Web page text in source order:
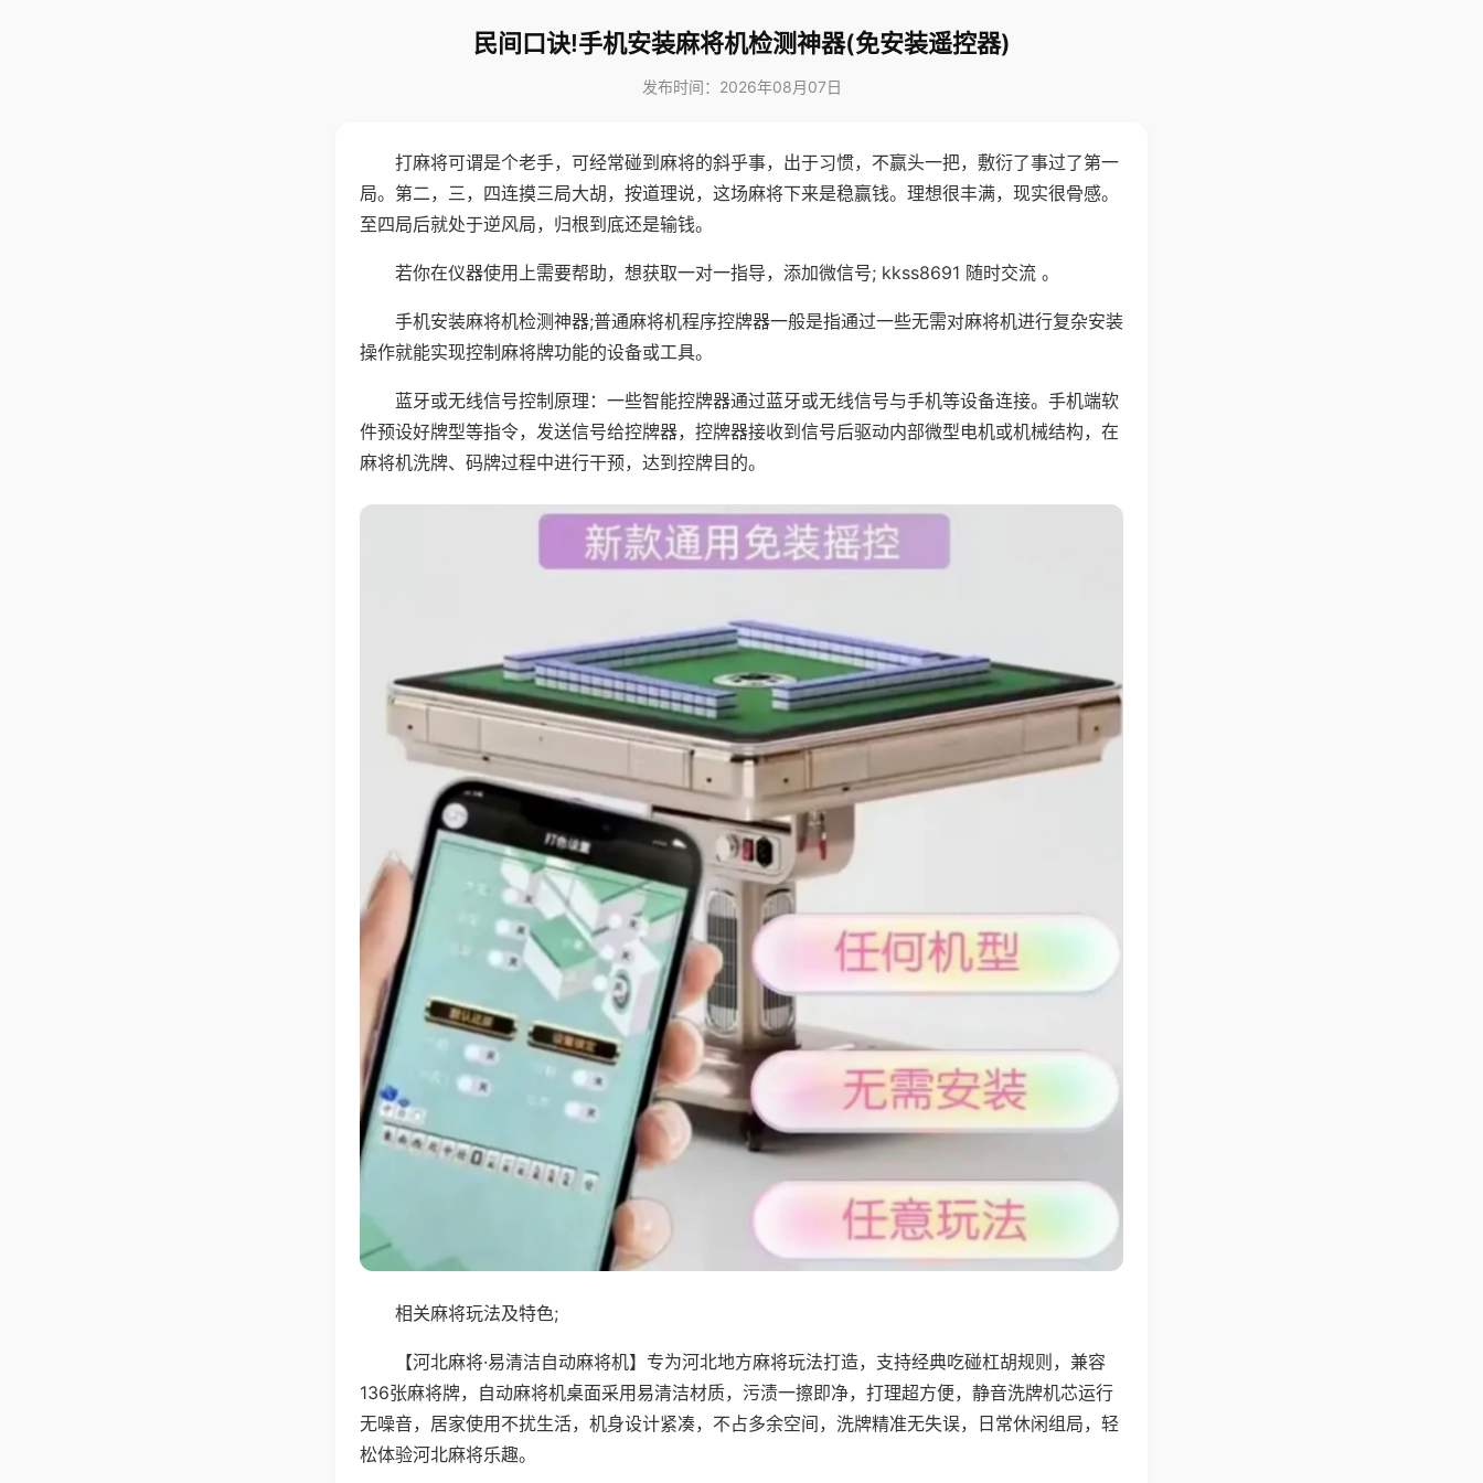
民间口诀!手机安装麻将机检测神器(免安装遥控器)
发布时间：2026年08月07日
打麻将可谓是个老手，可经常碰到麻将的斜乎事，出于习惯，不赢头一把，敷衍了事过了第一
局。第二，三，四连摸三局大胡，按道理说，这场麻将下来是稳赢钱。理想很丰满，现实很骨感。
至四局后就处于逆风局，归根到底还是输钱。
若你在仪器使用上需要帮助，想获取一对一指导，添加微信号; kkss8691 随时交流 。
手机安装麻将机检测神器;普通麻将机程序控牌器一般是指通过一些无需对麻将机进行复杂安装
操作就能实现控制麻将牌功能的设备或工具。
蓝牙或无线信号控制原理：一些智能控牌器通过蓝牙或无线信号与手机等设备连接。手机端软
件预设好牌型等指令，发送信号给控牌器，控牌器接收到信号后驱动内部微型电机或机械结构，在
麻将机洗牌、码牌过程中进行干预，达到控牌目的。
相关麻将玩法及特色;
【河北麻将·易清洁自动麻将机】专为河北地方麻将玩法打造，支持经典吃碰杠胡规则，兼容
136张麻将牌，自动麻将机桌面采用易清洁材质，污渍一擦即净，打理超方便，静音洗牌机芯运行
无噪音，居家使用不扰生活，机身设计紧凑，不占多余空间，洗牌精准无失误，日常休闲组局，轻
松体验河北麻将乐趣。